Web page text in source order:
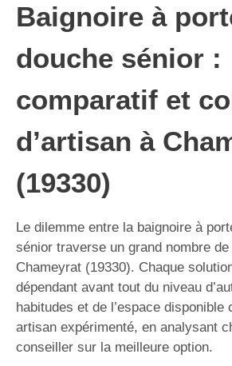
Baignoire à
douche sénior :
comparatif et
d’artisan à
(19330)
Le dilemme entre la baignoire à
sénior traverse un grand nombre
Chameyrat (19330). Chaque
dépendant avant tout du niveau
habitudes et de l’espace
artisan expérimenté, en analysant
conseiller sur la meilleure option.